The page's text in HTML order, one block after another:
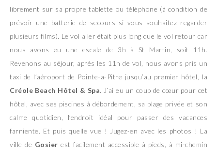
librement sur sa propre tablette ou téléphone (à condition de
prévoir une batterie de secours si vous souhaitez regarder
plusieurs films). Le vol aller était plus long que le vol retour car
nous avons eu une escale de 3h à St Martin, soit 11h.
Revenons au séjour, après les 11h de vol, nous avons pris un
taxi de l’aéroport de Pointe-a-Pitre jusqu’au premier hôtel, la
Créole Beach Hôtel & Spa. J’ai eu un coup de cœur pour cet
hôtel, avec ses piscines à débordement, sa plage privée et son
calme quotidien, l’endroit idéal pour passer des vacances
farniente. Et puis quelle vue ! Jugez-en avec les photos ! La
ville de Gosier est facilement accessible à pieds, à mi-chemin